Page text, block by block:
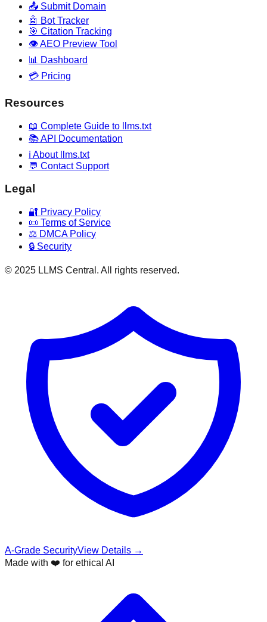
📤 Submit Domain
🤖 Bot Tracker
🎯 Citation Tracking
👁️ AEO Preview Tool
📊 Dashboard
💳 Pricing
Resources
📖 Complete Guide to llms.txt
📚 API Documentation
ℹ️ About llms.txt
💬 Contact Support
Legal
🔐 Privacy Policy
📜 Terms of Service
⚖️ DMCA Policy
🔒 Security
© 2025 LLMS Central. All rights reserved.
A-Grade SecurityView Details →
Made with ❤️ for ethical AI